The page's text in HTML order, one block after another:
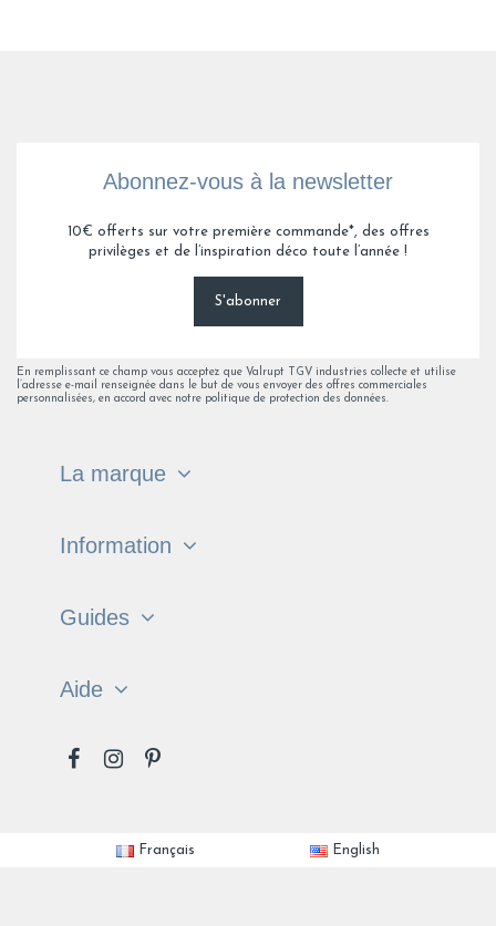
Abonnez-vous à la newsletter
10€ offerts sur votre première commande*, des offres
privilèges et de l’inspiration déco toute l’année !
S'abonner
En remplissant ce champ vous acceptez que Valrupt TGV industries collecte et utilise
l’adresse e-mail renseignée dans le but de vous envoyer des offres commerciales
personnalisées, en accord avec notre politique de protection des données.
La marque
Information
Guides
Aide
Français English